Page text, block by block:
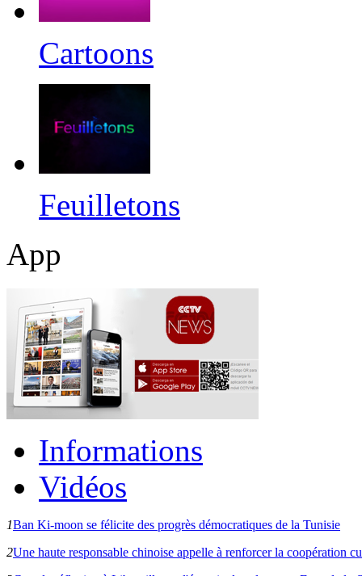
Cartoons
Feuilletons
App
Informations
Vidéos
1Ban Ki-moon se félicite des progrès démocratiques de la Tunisie
2Une haute responsable chinoise appelle à renforcer la coopération